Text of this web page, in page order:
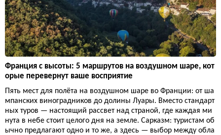
Франция с высоты: 5 маршрутов на воздушном шаре, кот
орые перевернут ваше восприятие
Пять мест для полёта на воздушном шаре во Франции: от ша
мпанских виноградников до долины Луары. Вместо стандарт
ных туров — настоящий рассвет над страной, где каждая ми
нута в небе стоит целого дня на земле. Сарказм: туристам об
ычно предлагают одно и то же, а здесь — выбор между обла